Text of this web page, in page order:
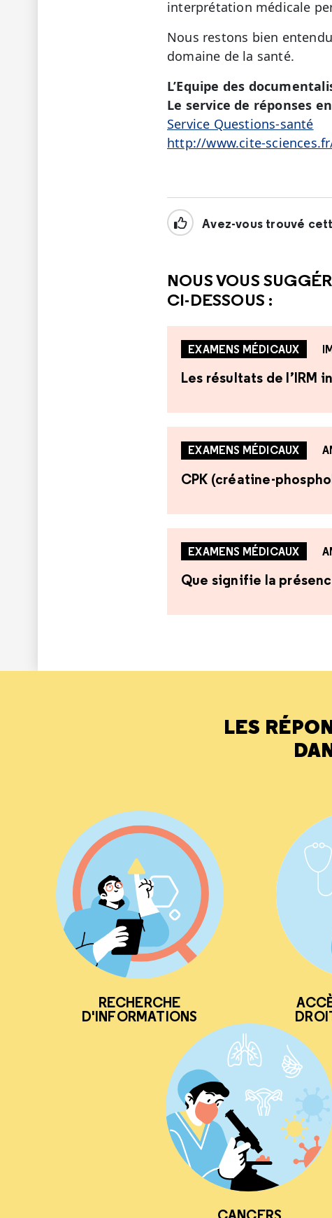
interprétation médicale
Nous restons bien
domaine de la santé.
L’Equipe des
Le service de réponses
Service Questions-santé
http://www.cite-
Avez-vous trouvé
NOUS VOUS
CI-DESSOUS :
EXAMENS MÉDICAUX
Les résultats de l’IRM
EXAMENS MÉDICAUX
CPK (créatine-
EXAMENS MÉDICAUX
Que signifie la
LES
RECHERCHE
D'INFORMATIONS